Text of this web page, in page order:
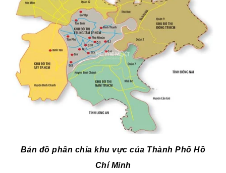
Bản đồ phân chia khu vực của Thành Phố Hồ
Chí Minh